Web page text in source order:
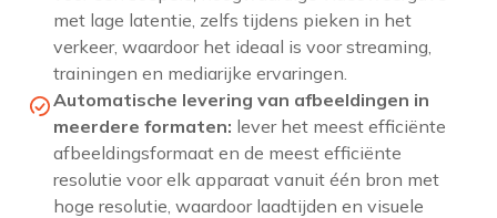
met lage latentie, zelfs tijdens pieken in het
verkeer, waardoor het ideaal is voor streaming,
trainingen en mediarijke ervaringen.
Automatische levering van afbeeldingen in
meerdere formaten: lever het meest efficiënte
afbeeldingsformaat en de meest efficiënte
resolutie voor elk apparaat vanuit één bron met
hoge resolutie, waardoor laadtijden en visuele